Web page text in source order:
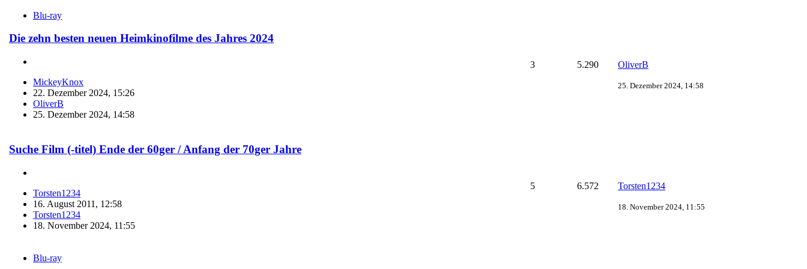
Blu-ray
Die zehn besten neuen Heimkinofilme des Jahres 2024
MickeyKnox
22. Dezember 2024, 15:26
OliverB
25. Dezember 2024, 14:58
3 5.290 OliverB
25. Dezember 2024, 14:58
Suche Film (-titel) Ende der 60ger / Anfang der 70ger Jahre
Torsten1234
16. August 2011, 12:58
Torsten1234
18. November 2024, 11:55
5 6.572 Torsten1234
18. November 2024, 11:55
Blu-ray